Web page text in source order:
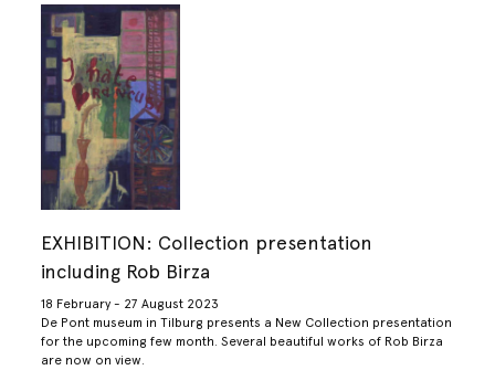
EXHIBITION: Collection presentation
including Rob Birza
18 February - 27 August 2023
De Pont museum in Tilburg presents a New Collection presentation
for the upcoming few month. Several beautiful works of Rob Birza
are now on view.